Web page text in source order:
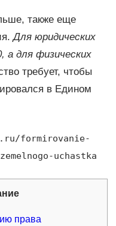
также еще
Для юридических
а для физических
требует, чтобы
в Едином
formirovanie-
uchastka
права